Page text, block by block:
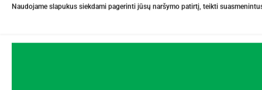
Naudojame slapukus siekdami pagerinti jūsų naršymo patirtį, teikti